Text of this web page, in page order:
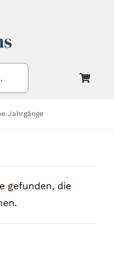
Jahrgänge
gefunden, die